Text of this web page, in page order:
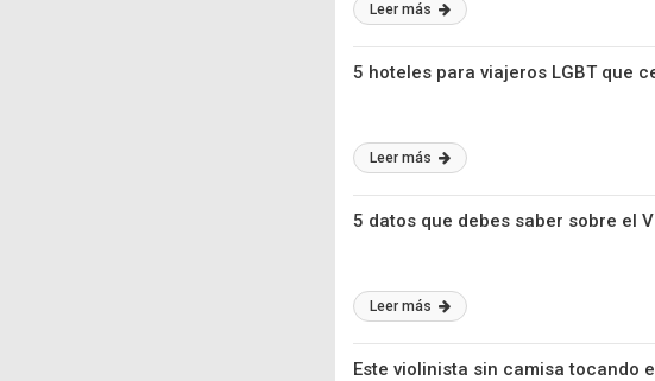
Leer más
5 hoteles para viajeros LGBT que
Leer más
5 datos que debes saber sobre el
Leer más
Este violinista sin camisa tocando